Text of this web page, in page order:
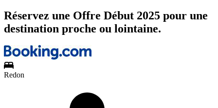
Réservez une Offre Début 2025 pour une
destination proche ou lointaine.
Redon